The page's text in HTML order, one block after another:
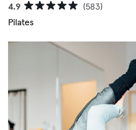
4.9
(583)
Pilates